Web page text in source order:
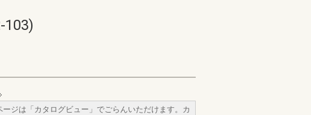
103)
ージは「カタログビュー」でごらんいただけます。カ